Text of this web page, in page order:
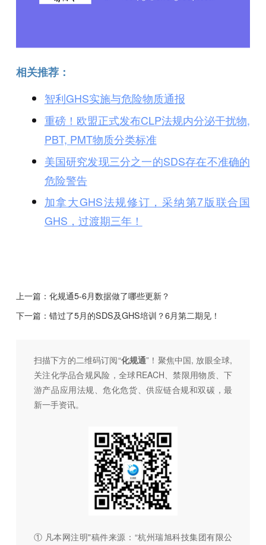
相关推荐：
智利GHS实施与危险物质通报
重磅！欧盟正式发布CLP法规内分泌干扰物,
PBT, PMT物质分类标准
美国研究发现三分之一的SDS存在不准确的
危险警告
加拿大GHS法规修订，采纳第7版联合国
GHS，过渡期三年！
上一篇： 化规通5-6月数据做了哪些更新？
下一篇： 错过了5月的SDS及GHS培训？6月第二期见！
扫描下方的二维码订阅“化规通”！聚焦中国, 放眼全球,
关注化学品合规风险，全球REACH、禁限用物质、下
游产品应用法规、危化危货、供应链合规和双碳，最
新一手资讯。
① 凡本网注明"稿件来源：“杭州瑞旭科技集团有限公